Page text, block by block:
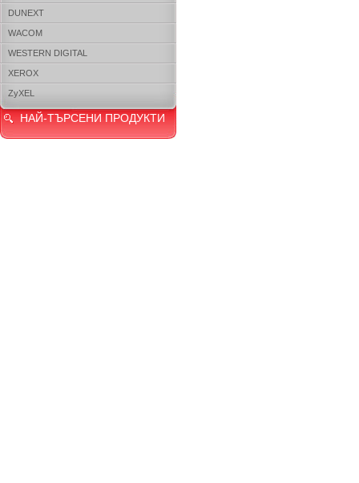
DUNEXT
WACOM
WESTERN DIGITAL
XEROX
ZyXEL
НАЙ-ТЪРСЕНИ ПРОДУКТИ